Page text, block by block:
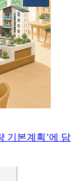
기본계획’에 담